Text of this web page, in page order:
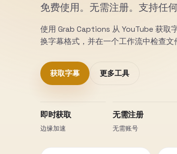
免费使用。无需注册。支持任何
使用 Grab Captions 从 YouTube 获取
换字幕格式，并在一个工作流中检查文
获取字幕 更多工具
即时获取
边缘加速
无需注册
无需账号